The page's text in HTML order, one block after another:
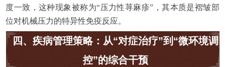
度一致，这种现象被称为“压力性荨麻疹”，其本质是褶皱部
位对机械压力的特异性免疫反应。
四、疾病管理策略：从“对症治疗”到“微环境调
控”的综合干预